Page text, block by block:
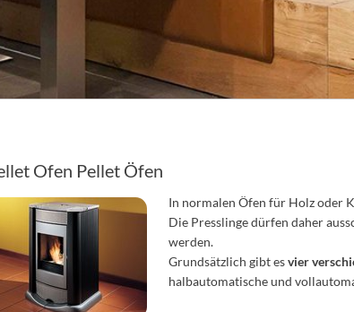
Ofen Pellet Öfen
In normalen Öfen für Holz oder
Die Presslinge dürfen daher
werden.
Grundsätzlich gibt esvier
halbautomatische und